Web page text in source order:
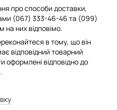
про способи доставки,
(067) 333-46-46 та (099)
них відповімо.
в тому, що він
відповідний товарний
оформлені відповідно до